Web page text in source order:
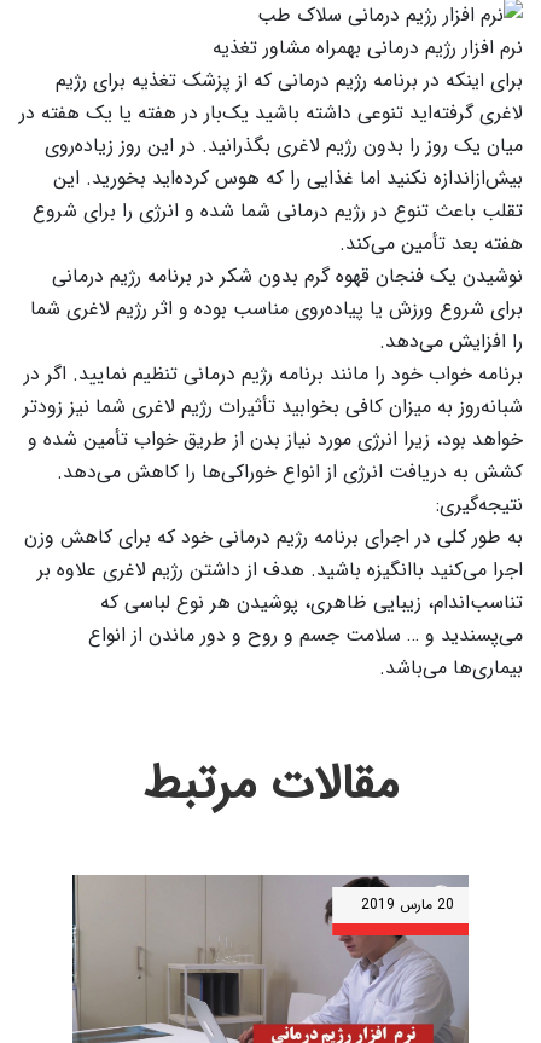
نرم افزار رژیم درمانی بهمراه مشاور تغذیه
برای اینکه در برنامه رژیم درمانی که از پزشک تغذیه برای رژیم
لاغری گرفته‌اید تنوعی داشته باشید یک‌بار در هفته یا یک هفته در
میان یک روز را بدون رژیم لاغری بگذرانید. در این روز زیاده‌روی
بیش‌ازاندازه نکنید اما غذایی را که هوس کرده‌اید بخورید. این
تقلب باعث تنوع در رژیم درمانی شما شده و انرژی را برای شروع
هفته بعد تأمین می‌کند.
نوشیدن یک فنجان قهوه گرم بدون شکر در برنامه رژیم درمانی
برای شروع ورزش یا پیاده‌روی مناسب بوده و اثر رژیم لاغری شما
را افزایش می‌دهد.
برنامه خواب خود را مانند برنامه رژیم درمانی تنظیم نمایید. اگر در
شبانه‌روز به میزان کافی بخوابید تأثیرات رژیم لاغری شما نیز زودتر
خواهد بود، زیرا انرژی مورد نیاز بدن از طریق خواب تأمین شده و
کشش به دریافت انرژی از انواع خوراکی‌ها را کاهش می‌دهد.
نتیجه‌گیری:
به طور کلی در اجرای برنامه رژیم درمانی خود که برای کاهش وزن
اجرا می‌کنید باانگیزه باشید. هدف از داشتن رژیم لاغری علاوه بر
تناسب‌اندام، زیبایی ظاهری، پوشیدن هر نوع لباسی که
می‌پسندید و … سلامت جسم و روح و دور ماندن از انواع
بیماری‌ها می‌باشد.
مقالات مرتبط
20 مارس 2019